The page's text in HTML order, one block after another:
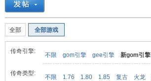
»
全部 全部游戏
传奇引擎:
不限 gom引擎 gee引擎 新gom引擎
传奇类型:
不限 1.76 1.80 1.85 复古 火龙